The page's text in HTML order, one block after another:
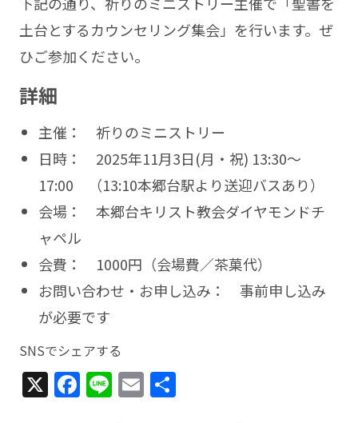
土台とするカウンセリング集会」を行います。ぜ
ひご参加ください。
詳細
主催： 祈りのミニストリー
日時： 2025年11月3日(月・祝) 13:30〜
17:00 （13:10本郷台駅より送迎バスあり）
会場： 本郷台キリスト教会ダイヤモンドチ
ャペル
会費： 1000円（会場費／茶菓代）
お問い合わせ・お申し込み： 事前申し込み
が必要です
SNSでシェアする
X Facebook
LineEmail
共